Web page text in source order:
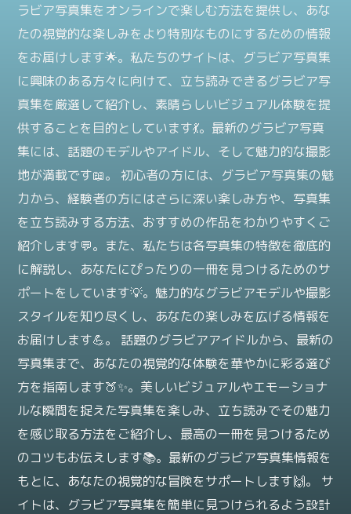
ラビア写真集をオンラインで楽しむ方法を提供し、あな
たの視覚的な楽しみをより特別なものにするための情報
をお届けします🌟。私たちのサイトは、グラビア写真集
に興味のある方々に向けて、立ち読みできるグラビア写
真集を厳選して紹介し、素晴らしいビジュアル体験を提
供することを目的としています💃。最新のグラビア写真
集には、話題のモデルやアイドル、そして魅力的な撮影
地が満載です📖。 初心者の方には、グラビア写真集の魅
力から、経験者の方にはさらに深い楽しみ方や、写真集
を立ち読みする方法、おすすめの作品をわかりやすくご
紹介します💬。また、私たちは各写真集の特徴を徹底的
に解説し、あなたにぴったりの一冊を見つけるためのサ
ポートをしています💡。魅力的なグラビアモデルや撮影
スタイルを知り尽くし、あなたの楽しみを広げる情報を
お届けします💪。 話題のグラビアアイドルから、最新の
写真集まで、あなたの視覚的な体験を華やかに彩る選び
方を指南します🍑✨。美しいビジュアルやエモーショナ
ルな瞬間を捉えた写真集を楽しみ、立ち読みでその魅力
を感じ取る方法をご紹介し、最高の一冊を見つけるため
のコツもお伝えします📚。最新のグラビア写真集情報を
もとに、あなたの視覚的な冒険をサポートします🙌。 サ
イトは、グラビア写真集を簡単に見つけられるよう設計